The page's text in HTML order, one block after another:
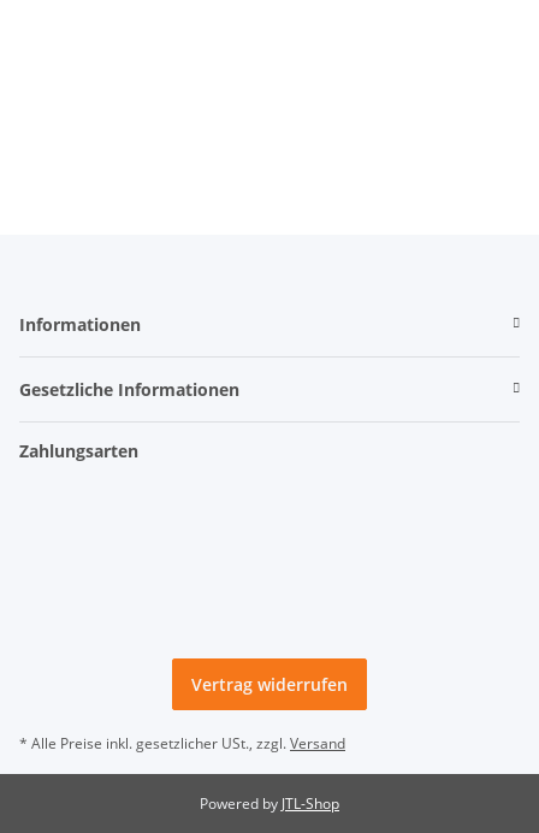
Informationen
Gesetzliche Informationen
Zahlungsarten
Vertrag widerrufen
* Alle Preise inkl. gesetzlicher USt., zzgl.Versand
Powered by JTL-Shop